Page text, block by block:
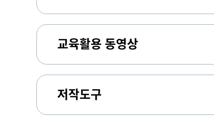
교육활용 동영상
저작도구